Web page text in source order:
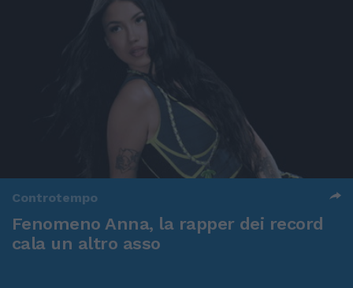
Controtempo
Fenomeno Anna, la rapper dei record
cala un altro asso